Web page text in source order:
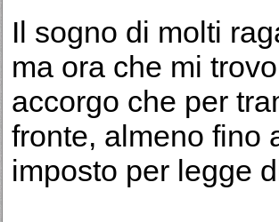
Il sogno di molti
ma ora che mi
accorgo che per
fronte, almeno fino
imposto per legge